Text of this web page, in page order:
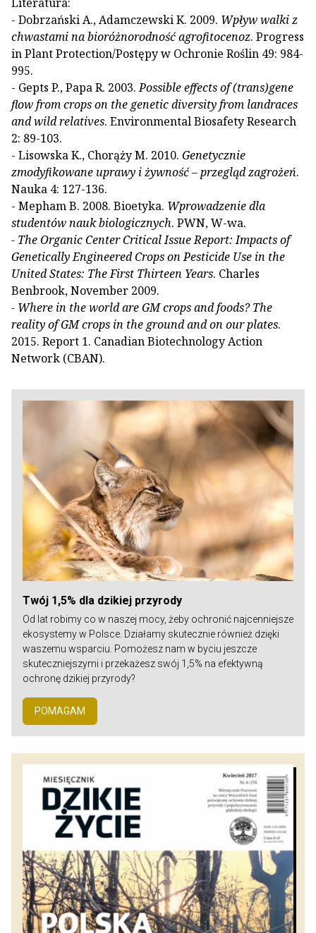
- Dobrzański A., Adamczewski K. 2009. Wpływ walki z
chwastami na bioróżnorodność agrofitocenoz. Progress
in Plant Protection/Postępy w Ochronie Roślin 49: 984-
995.
- Gepts P., Papa R. 2003.Possible effects of (trans)gene
flow from crops on the genetic diversity from landraces
and wild relatives. Environmental Biosafety Research
2: 89-103.
- Lisowska K., Chorąży M. 2010. Genetycznie
zmodyfikowane uprawy i żywność – przegląd zagrożeń.
Nauka 4: 127-136.
- Mepham B. 2008. Bioetyka. Wprowadzenie dla
studentów nauk biologicznych. PWN, W-wa.
- The Organic Center Critical Issue Report: Impacts of
Genetically Engineered Crops on Pesticide Use in the
United States: The First Thirteen Years. Charles
Benbrook, November 2009.
- Where in the world are GM crops and foods? The
reality of GM crops in the ground and on our plates.
2015. Report 1. Canadian Biotechnology Action
Network (CBAN).
Twój 1,5% dla dzikiej przyrody
Od lat robimy co w naszej mocy, żeby ochronić najcenniejsze
ekosystemy w Polsce. Działamy skutecznie również dzięki
waszemu wsparciu. Pomożesz nam w byciu jeszcze
skuteczniejszymi i przekażesz swój 1,5% na efektywną
ochronę dzikiej przyrody?
POMAGAM